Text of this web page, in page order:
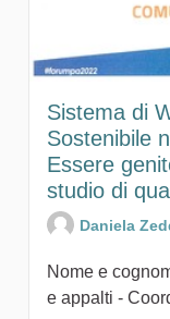
Sistema di
Sostenibile
Essere
studio di
Daniela
Nome e
e appalti -